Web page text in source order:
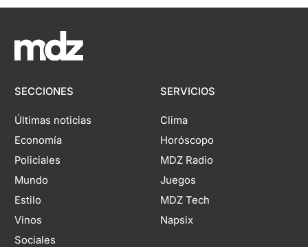
SECCIONES
Últimas noticias
Economía
Policiales
Mundo
Estilo
Vinos
Sociales
SERVICIOS
Clima
Horóscopo
MDZ Radio
Juegos
MDZ Tech
Napsix